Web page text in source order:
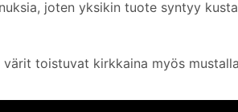
joten yksikin tuote syntyy
toistuvat kirkkaina myös